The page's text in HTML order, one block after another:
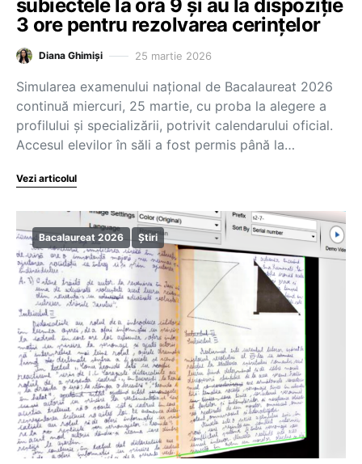
subiectele la ora 9 și au la dispoziție
3 ore pentru rezolvarea cerințelor
Diana Ghimiși 25 martie 2026
Simularea examenului național de Bacalaureat 2026
continuă miercuri, 25 martie, cu proba la alegere a
profilului şi specializării, potrivit calendarului oficial.
Accesul elevilor în săli a fost permis până la…
Vezi articolul
Bacalaureat 2026 Știri